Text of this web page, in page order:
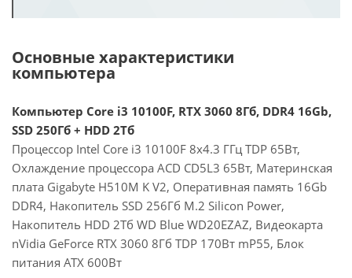
Основные характеристики
компьютера
Компьютер Core i3 10100F, RTX 3060 8Гб, DDR4 16Gb,
SSD 250Гб + HDD 2Тб
Процессор Intel Core i3 10100F 8x4.3 ГГц TDP 65Вт,
Охлаждение процессора ACD CD5L3 65Вт, Материнская
плата Gigabyte H510M K V2, Оперативная память 16Gb
DDR4, Накопитель SSD 256Гб M.2 Silicon Power,
Накопитель HDD 2Тб WD Blue WD20EZAZ, Видеокарта
nVidia GeForce RTX 3060 8Гб TDP 170Вт mP55, Блок
питания ATX 600Вт